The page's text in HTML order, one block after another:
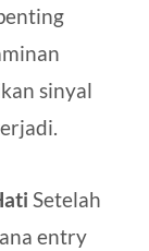
sinyal
Setelah
entry